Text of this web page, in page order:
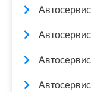
Автосервис
Автосервис
Автосервис
Автосервис